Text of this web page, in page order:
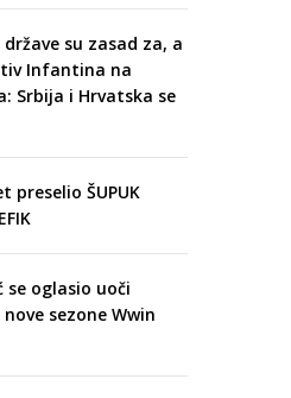
države su zasad za, a
Infantina na
Srbija i Hrvatska se
preselio ŠUPUK
se oglasio uoči
sezone Wwin